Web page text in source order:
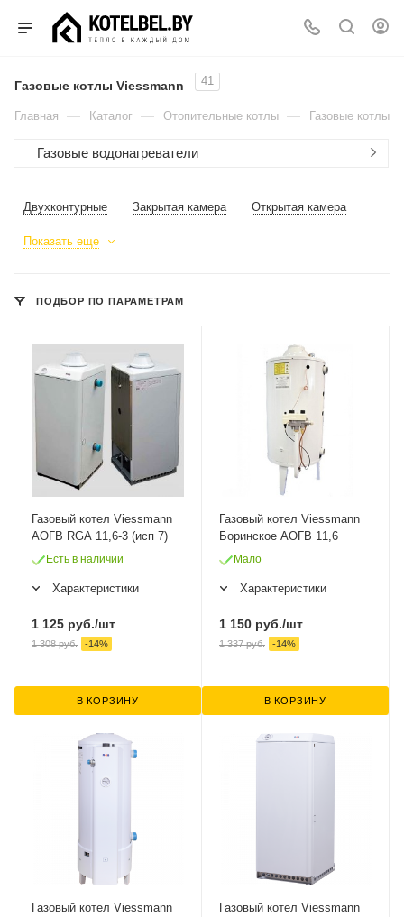
Газовые котлы Viessmann 41
Главная — Каталог — Отопительные котлы — Газовые котлы
Газовые водонагреватели
Двухконтурные Закрытая камера Открытая камера
Показать еще
ПОДБОР ПО ПАРАМЕТРАМ
Газовый котел Viessmann
АОГВ RGA 11,6-3 (исп 7)
Есть в наличии
Характеристики
1 125 руб./шт
1 308руб. -14%
В КОРЗИНУ
Газовый котел Viessmann
Боринское АОГВ 11,6
Мало
Характеристики
1 150 руб./шт
1 337руб. -14%
В КОРЗИНУ
Газовый котел Viessmann
Газовый котел Viessmann